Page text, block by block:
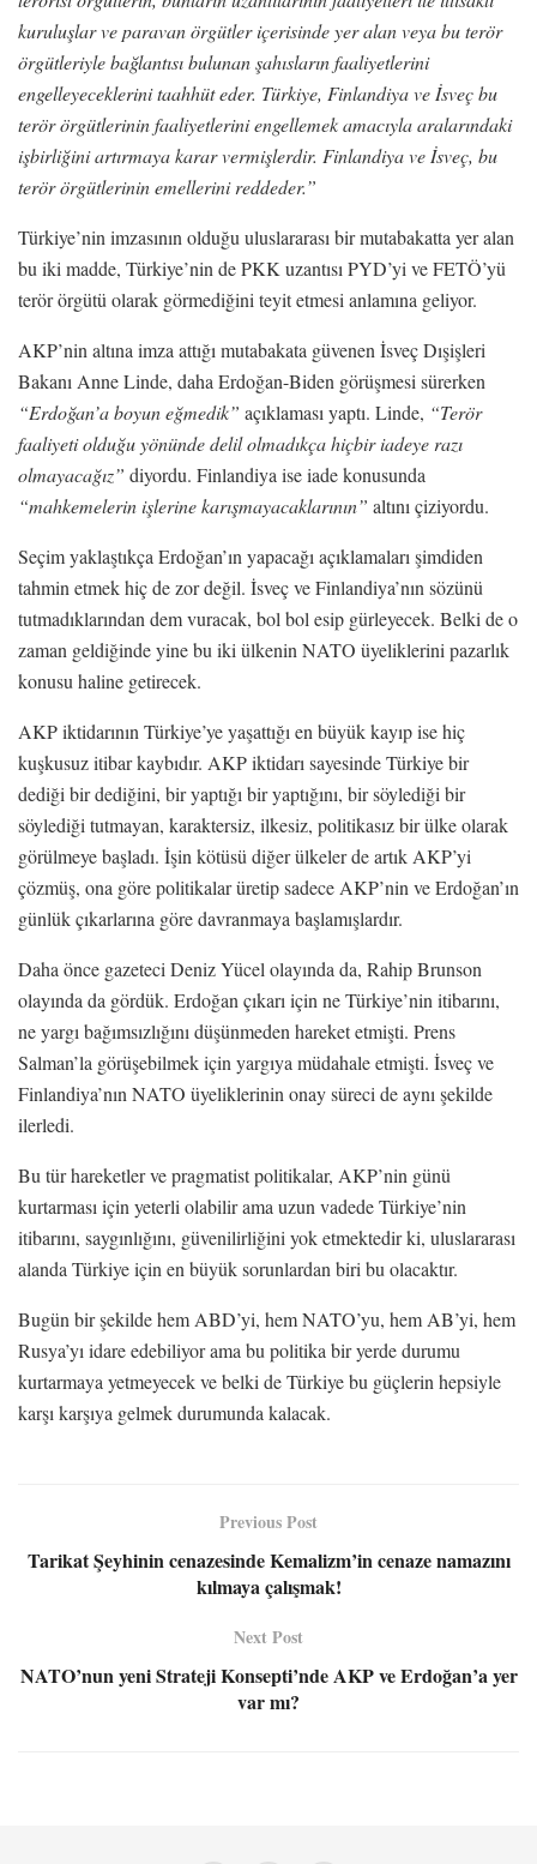
kuruluşlar ve paravan örgütler içerisinde yer alan veya bu terör
örgütleriyle bağlantısı bulunan şahısların faaliyetlerini
engelleyeceklerini taahhüt eder. Türkiye, Finlandiya ve İsveç bu
terör örgütlerinin faaliyetlerini engellemek amacıyla aralarındaki
işbirliğini artırmaya karar vermişlerdir. Finlandiya ve İsveç, bu
terör örgütlerinin emellerini reddeder.”
Türkiye’nin imzasının olduğu uluslararası bir mutabakatta yer alan
bu iki madde, Türkiye’nin de PKK uzantısı PYD’yi ve FETÖ’yü
terör örgütü olarak görmediğini teyit etmesi anlamına geliyor.
AKP’nin altına imza attığı mutabakata güvenen İsveç Dışişleri
Bakanı Anne Linde, daha Erdoğan-Biden görüşmesi sürerken
“Erdoğan’a boyun eğmedik” açıklaması yaptı. Linde, “Terör
faaliyeti olduğu yönünde delil olmadıkça hiçbir iadeye razı
olmayacağız” diyordu. Finlandiya ise iade konusunda
“mahkemelerin işlerine karışmayacaklarının” altını çiziyordu.
Seçim yaklaştıkça Erdoğan’ın yapacağı açıklamaları şimdiden
tahmin etmek hiç de zor değil. İsveç ve Finlandiya’nın sözünü
tutmadıklarından dem vuracak, bol bol esip gürleyecek. Belki de o
zaman geldiğinde yine bu iki ülkenin NATO üyeliklerini pazarlık
konusu haline getirecek.
AKP iktidarının Türkiye’ye yaşattığı en büyük kayıp ise hiç
kuşkusuz itibar kaybıdır. AKP iktidarı sayesinde Türkiye bir
dediği bir dediğini, bir yaptığı bir yaptığını, bir söylediği bir
söylediği tutmayan, karaktersiz, ilkesiz, politikasız bir ülke olarak
görülmeye başladı. İşin kötüsü diğer ülkeler de artık AKP’yi
çözmüş, ona göre politikalar üretip sadece AKP’nin ve Erdoğan’ın
günlük çıkarlarına göre davranmaya başlamışlardır.
Daha önce gazeteci Deniz Yücel olayında da, Rahip Brunson
olayında da gördük. Erdoğan çıkarı için ne Türkiye’nin itibarını,
ne yargı bağımsızlığını düşünmeden hareket etmişti. Prens
Salman’la görüşebilmek için yargıya müdahale etmişti. İsveç ve
Finlandiya’nın NATO üyeliklerinin onay süreci de aynı şekilde
ilerledi.
Bu tür hareketler ve pragmatist politikalar, AKP’nin günü
kurtarması için yeterli olabilir ama uzun vadede Türkiye’nin
itibarını, saygınlığını, güvenilirliğini yok etmektedir ki, uluslararası
alanda Türkiye için en büyük sorunlardan biri bu olacaktır.
Bugün bir şekilde hem ABD’yi, hem NATO’yu, hem AB’yi, hem
Rusya’yı idare edebiliyor ama bu politika bir yerde durumu
kurtarmaya yetmeyecek ve belki de Türkiye bu güçlerin hepsiyle
karşı karşıya gelmek durumunda kalacak.
Previous Post
Tarikat Şeyhinin cenazesinde Kemalizm’in cenaze namazını
kılmaya çalışmak!
Next Post
NATO’nun yeni Strateji Konsepti’nde AKP ve Erdoğan’a yer
var mı?